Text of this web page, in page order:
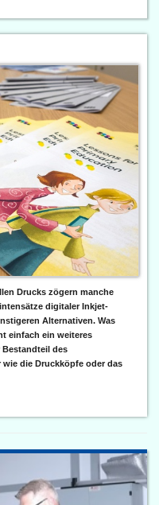
Drucks zögern manche
digitaler Inkjet-
Alternativen. Was
einfach ein weiteres
Bestandteil des
die Druckköpfe oder das